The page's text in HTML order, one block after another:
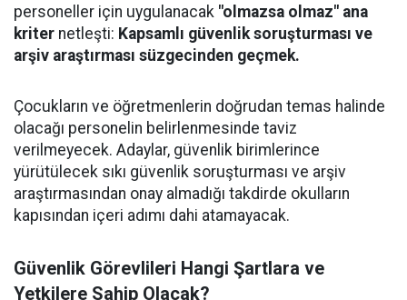
personeller için uygulanacak "olmazsa olmaz" ana
kriter netleşti: Kapsamlı güvenlik soruşturması ve
arşiv araştırması süzgecinden geçmek.
Çocukların ve öğretmenlerin doğrudan temas halinde
olacağı personelin belirlenmesinde taviz
verilmeyecek. Adaylar, güvenlik birimlerince
yürütülecek sıkı güvenlik soruşturması ve arşiv
araştırmasından onay almadığı takdirde okulların
kapısından içeri adımı dahi atamayacak.
Güvenlik Görevlileri Hangi Şartlara ve
Yetkilere Sahip Olacak?